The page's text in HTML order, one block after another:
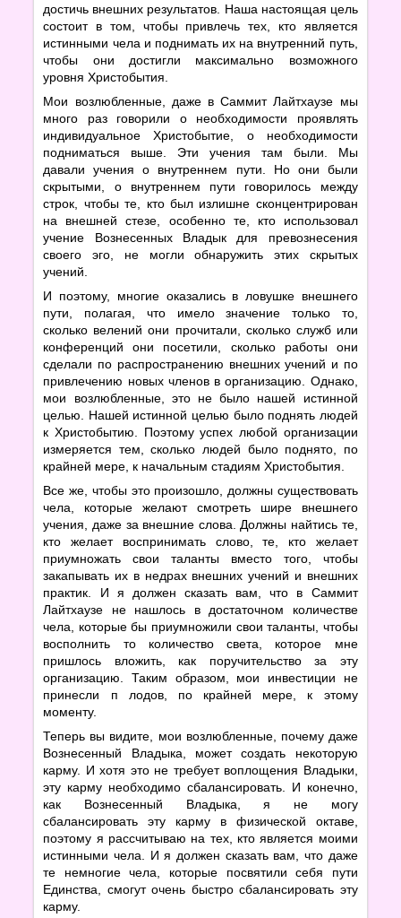
достичь внешних результатов. Наша настоящая цель
состоит в том, чтобы привлечь тех, кто является
истинными чела и поднимать их на внутренний путь,
чтобы они достигли максимально возможного
уровня Христобытия.
Мои возлюбленные, даже в Саммит Лайтхаузе мы
много раз говорили о необходимости проявлять
индивидуальное Христобытие, о необходимости
подниматься выше. Эти учения там были. Мы
давали учения о внутреннем пути. Но они были
скрытыми, о внутреннем пути говорилось между
строк, чтобы те, кто был излишне сконцентрирован
на внешней стезе, особенно те, кто использовал
учение Вознесенных Владык для превознесения
своего эго, не могли обнаружить этих скрытых
учений.
И поэтому, многие оказались в ловушке внешнего
пути, полагая, что имело значение только то,
сколько велений они прочитали, сколько служб или
конференций они посетили, сколько работы они
сделали по распространению внешних учений и по
привлечению новых членов в организацию. Однако,
мои возлюбленные, это не было нашей истинной
целью. Нашей истинной целью было поднять людей
к Христобытию. Поэтому успех любой организации
измеряется тем, сколько людей было поднято, по
крайней мере, к начальным стадиям Христобытия.
Все же, чтобы это произошло, должны существовать
чела, которые желают смотреть шире внешнего
учения, даже за внешние слова. Должны найтись те,
кто желает воспринимать слово, те, кто желает
приумножать свои таланты вместо того, чтобы
закапывать их в недрах внешних учений и внешних
практик. И я должен сказать вам, что в Саммит
Лайтхаузе не нашлось в достаточном количестве
чела, которые бы приумножили свои таланты, чтобы
восполнить то количество света, которое мне
пришлось вложить, как поручительство за эту
организацию. Таким образом, мои инвестиции не
принесли п лодов, по крайней мере, к этому
моменту.
Теперь вы видите, мои возлюбленные, почему даже
Вознесенный Владыка, может создать некоторую
карму. И хотя это не требует воплощения Владыки,
эту карму необходимо сбалансировать. И конечно,
как Вознесенный Владыка, я не могу
сбалансировать эту карму в физической октаве,
поэтому я рассчитываю на тех, кто является моими
истинными чела. И я должен сказать вам, что даже
те немногие чела, которые посвятили себя пути
Единства, смогут очень быстро сбалансировать эту
карму.